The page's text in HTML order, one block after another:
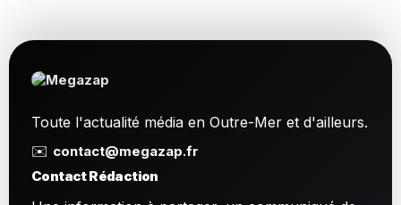
Toute l'actualité média en Outre-Mer et d'ailleurs.
✉️ contact@megazap.fr
Contact Rédaction